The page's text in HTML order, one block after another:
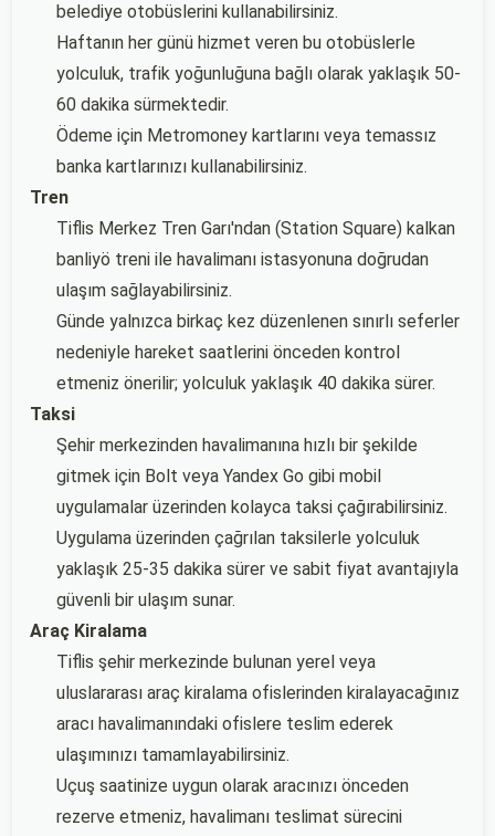
belediye otobüslerini kullanabilirsiniz.
Haftanın her günü hizmet veren bu otobüslerle
yolculuk, trafik yoğunluğuna bağlı olarak yaklaşık 50-
60 dakika sürmektedir.
Ödeme için Metromoney kartlarını veya temassız
banka kartlarınızı kullanabilirsiniz.
Tren
Tiflis Merkez Tren Garı'ndan (Station Square) kalkan
banliyö treni ile havalimanı istasyonuna doğrudan
ulaşım sağlayabilirsiniz.
Günde yalnızca birkaç kez düzenlenen sınırlı seferler
nedeniyle hareket saatlerini önceden kontrol
etmeniz önerilir; yolculuk yaklaşık 40 dakika sürer.
Taksi
Şehir merkezinden havalimanına hızlı bir şekilde
gitmek için Bolt veya Yandex Go gibi mobil
uygulamalar üzerinden kolayca taksi çağırabilirsiniz.
Uygulama üzerinden çağrılan taksilerle yolculuk
yaklaşık 25-35 dakika sürer ve sabit fiyat avantajıyla
güvenli bir ulaşım sunar.
Araç Kiralama
Tiflis şehir merkezinde bulunan yerel veya
uluslararası araç kiralama ofislerinden kiralayacağınız
aracı havalimanındaki ofislere teslim ederek
ulaşımınızı tamamlayabilirsiniz.
Uçuş saatinize uygun olarak aracınızı önceden
rezerve etmeniz, havalimanı teslimat sürecini